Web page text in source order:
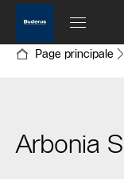
Page principale
Arbonia